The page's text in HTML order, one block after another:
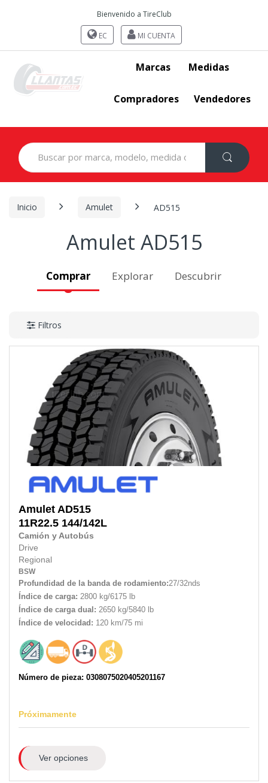
Bienvenido a TireClub
EC MI CUENTA
Marcas Medidas
Compradores Vendedores
Search
for:
Inicio Amulet AD515
Amulet AD515
Comprar Explorar Descubrir
Filtros
Amulet AD515
11R22.5 144/142L
Camión y Autobús
Drive
Regional
BSW
Profundidad de la banda de rodamiento:27/32nds
Índice de carga: 2800 kg/6175 lb
Índice de carga dual: 2650 kg/5840 lb
Índice de velocidad: 120 km/75 mi
Número de pieza: 0308075020405201167
Próximamente
Ver opciones